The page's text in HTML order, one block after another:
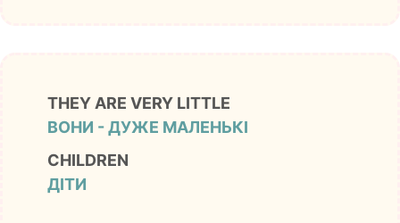
THEY ARE VERY LITTLE
ВОНИ - ДУЖЕ МАЛЕНЬКІ
CHILDREN
ДІТИ